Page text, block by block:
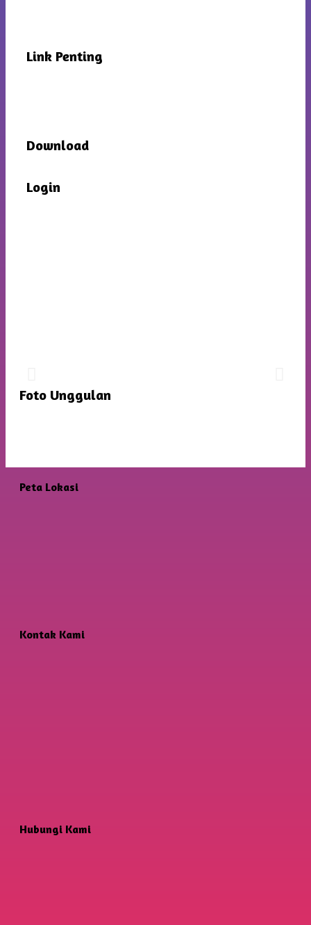
Link Penting
Download
Login
Dengan Mentari Yang Cerah Memberikan Semangat
Baru Untuk Persiapan Yang Lebih Matang
Foto Unggulan
Peta Lokasi
Kontak Kami
Hubungi Kami